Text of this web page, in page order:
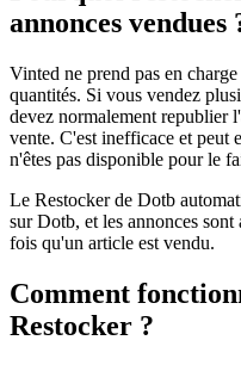
annonces vendues
Vinted ne prend pas en
quantités. Si vous vendez
devez normalement republier
vente. C'est inefficace et peut
n'êtes pas disponible pour le
Le Restocker de Dotb
sur Dotb, et les annonces
fois qu'un article est vendu.
Comment
Restocker ?